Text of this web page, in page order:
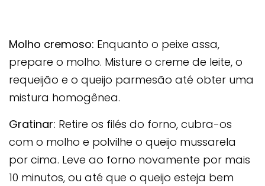
Molho cremoso: Enquanto o peixe assa,
prepare o molho. Misture o creme de leite, o
requeijão e o queijo parmesão até obter uma
mistura homogênea.
Gratinar: Retire os filés do forno, cubra-os
com o molho e polvilhe o queijo mussarela
por cima. Leve ao forno novamente por mais
10 minutos, ou até que o queijo esteja bem